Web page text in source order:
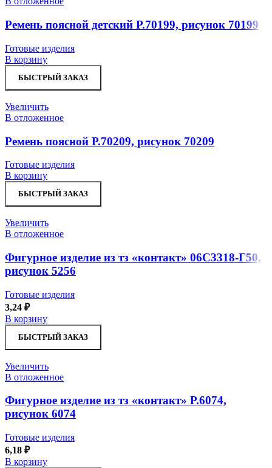
Ремень поясной детский Р.70199, рисунок 70199
Готовые изделия
В корзину
БЫСТРЫЙ ЗАКАЗ
Увеличить
В отложенное
Ремень поясной Р.70209, рисунок 70209
Готовые изделия
В корзину
БЫСТРЫЙ ЗАКАЗ
Увеличить
В отложенное
Фигурное изделие из тз «контакт» 06С3318-Г50,
рисунок 5256
Готовые изделия
3,24 ₽
В корзину
БЫСТРЫЙ ЗАКАЗ
Увеличить
В отложенное
Фигурное изделие из тз «контакт» Р.6074,
рисунок 6074
Готовые изделия
6,18 ₽
В корзину